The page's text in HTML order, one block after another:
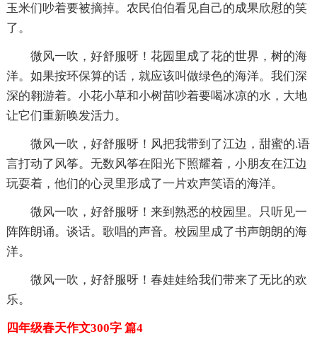
玉米们吵着要被摘掉。农民伯伯看见自己的成果欣慰的笑
了。
微风一吹，好舒服呀！花园里成了花的世界，树的海
洋。如果按环保算的话，就应该叫做绿色的海洋。我们深
深的翱游着。小花小草和小树苗吵着要喝冰凉的水，大地
让它们重新唤发活力。
微风一吹，好舒服呀！风把我带到了江边，甜蜜的.语
言打动了风筝。无数风筝在阳光下照耀着，小朋友在江边
玩耍着，他们的心灵里形成了一片欢声笑语的海洋。
微风一吹，好舒服呀！来到熟悉的校园里。只听见一
阵阵朗诵。谈话。歌唱的声音。校园里成了书声朗朗的海
洋。
微风一吹，好舒服呀！春娃娃给我们带来了无比的欢
乐。
四年级春天作文300字 篇4